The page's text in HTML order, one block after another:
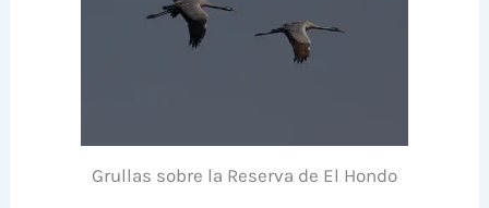
Grullas sobre la Reserva de El Hondo